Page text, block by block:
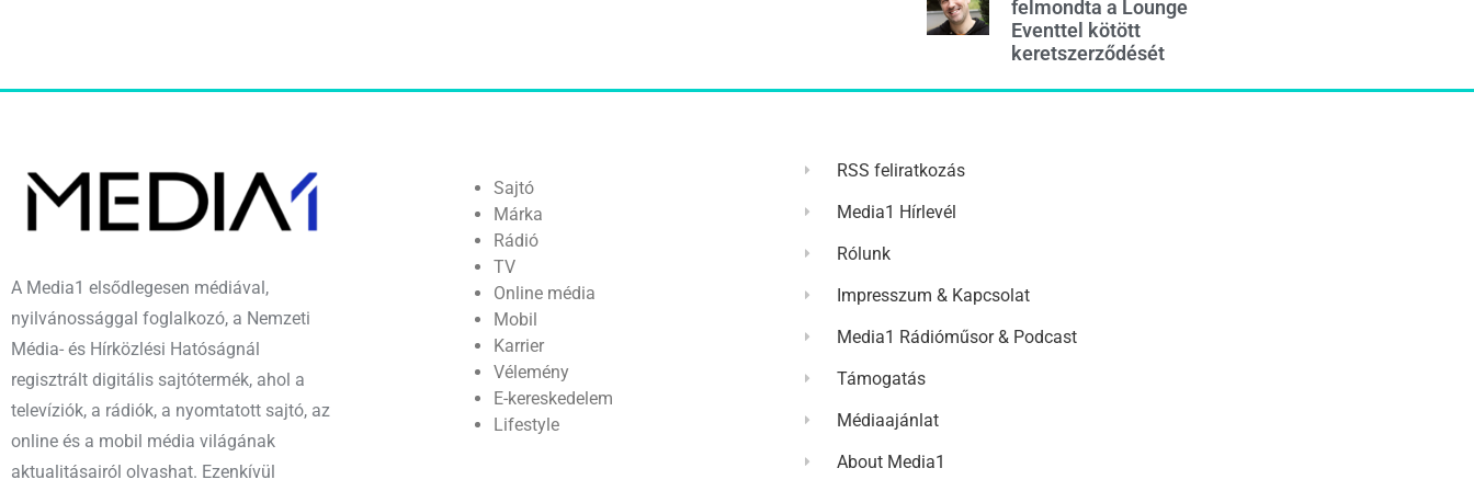
felmondta a Lounge
Eventtel kötött
keretszerződését
A Media1 elsődlegesen médiával,
nyilvánossággal foglalkozó, a Nemzeti
Média- és Hírközlési Hatóságnál
regisztrált digitális sajtótermék, ahol a
televíziók, a rádiók, a nyomtatott sajtó, az
online és a mobil média világának
aktualitásairól olvashat. Ezenkívül
Sajtó
Márka
Rádió
TV
Online média
Mobil
Karrier
Vélemény
E-kereskedelem
Lifestyle
RSS feliratkozás
Media1 Hírlevél
Rólunk
Impresszum & Kapcsolat
Media1 Rádióműsor & Podcast
Támogatás
Médiaajánlat
About Media1